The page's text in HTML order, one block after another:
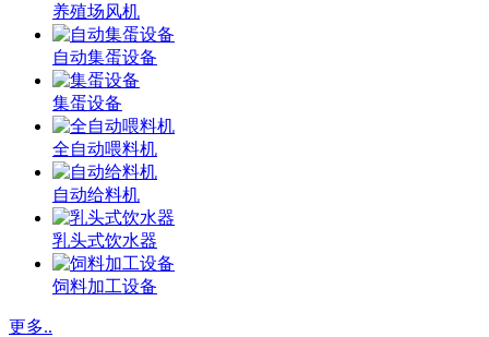
养殖场风机
自动集蛋设备
集蛋设备
全自动喂料机
自动给料机
乳头式饮水器
饲料加工设备
更多..